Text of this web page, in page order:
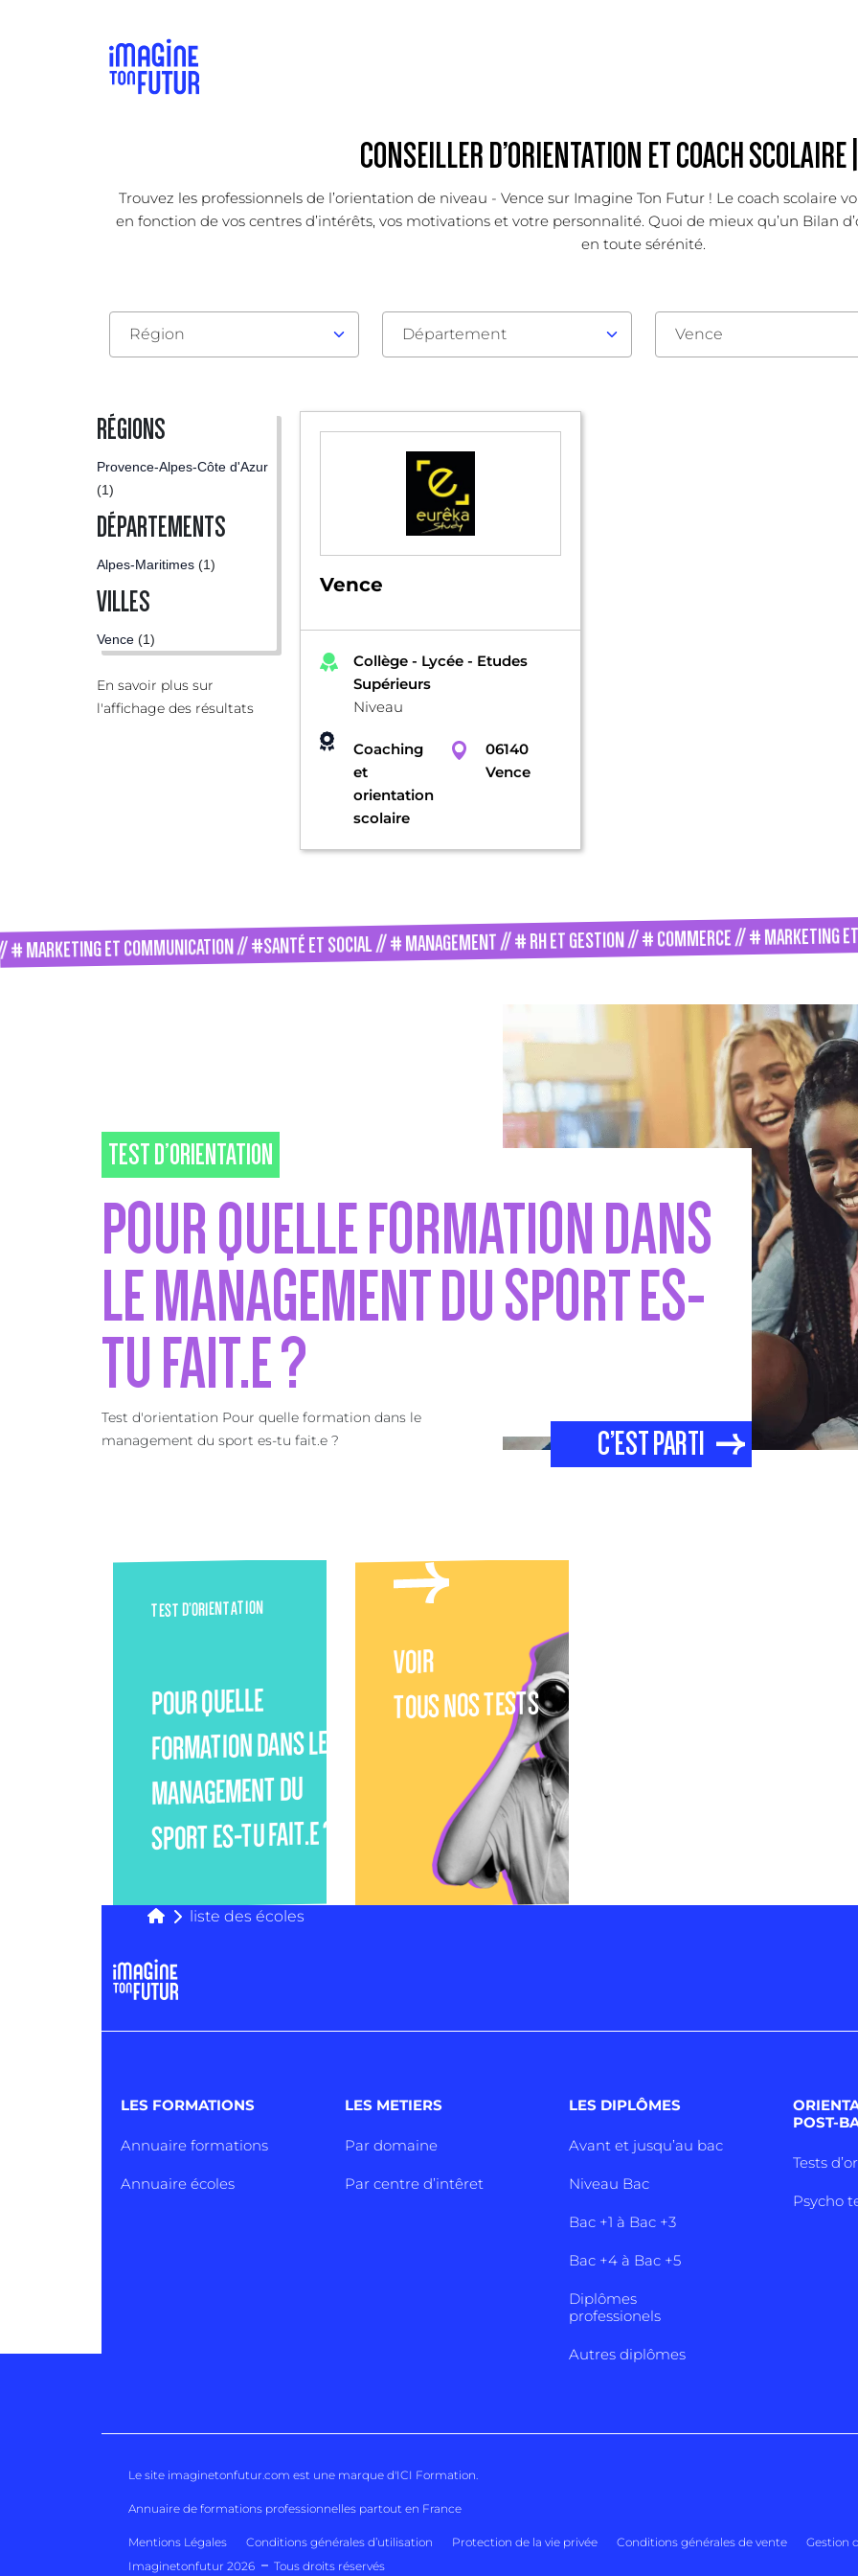
CONSEILLER D’ORIENTATION ET COACH SCOLAIRE
Trouvez les professionnels de l’orientation de niveau - Vence sur Imagine Ton Futur ! Le coach scolaire
en fonction de vos centres d’intérêts, vos motivations et votre personnalité. Quoi de mieux qu’un Bilan
en toute sérénité.
Région Département Vence
RÉGIONS
Provence-Alpes-Côte d'Azur
(1)
DÉPARTEMENTS
Alpes-Maritimes (1)
VILLES
Vence (1)
En savoir plus sur
l'affichage des résultats
Vence
Collège - Lycée - Etudes
Supérieurs
Niveau
Coaching
et
orientation
scolaire
06140
Vence
ET COMMUNICATION // #SANTÉ ET SOCIAL //# MANAGEMENT // # RH ET GESTION // # COMMERCE // # MARKETING ET
TEST D’ORIENTATION
POUR QUELLE FORMATION DANS
LE MANAGEMENT DU SPORT ES-
TU FAIT.E ?
Test d'orientation Pour quelle formation dans le
management du sport es-tu fait.e ?
C’EST PARTI
TEST D’ORIENTATION
POUR QUELLE
FORMATION DANS LE
MANAGEMENT DU
SPORT ES-TU FAIT.E ?
VOIR
TOUS NOS TESTS
liste des écoles
LES FORMATIONS
Annuaire formations
Annuaire écoles
LES METIERS
Par domaine
Par centre d’intêret
LES DIPLÔMES
Avant et jusqu’au bac
Niveau Bac
Bac +1 à Bac +3
Bac +4 à Bac +5
Diplômes
professionels
Autres diplômes
POST-
Tests
Psycho
Le site imaginetonfutur.com est une marque d'ICI Formation
Annuaire de formations professionnelles partout en France
Mentions Légales Conditions générales d’utilisation Protection de la vie privée Conditions générales de vente
Gestion
Imaginetonfutur 2026
Tous droits réservés